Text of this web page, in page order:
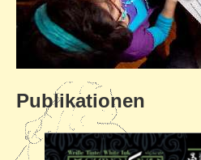
Publikationen